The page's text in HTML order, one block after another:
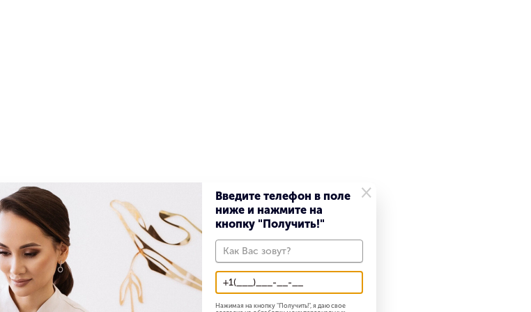
×
Введите телефон в поле
ниже и нажмите на
кнопку "Получить!"
Нажимая на кнопку "Получить!", я даю свое